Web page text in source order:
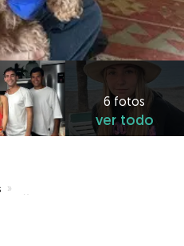
6 fotos
ver todo
»